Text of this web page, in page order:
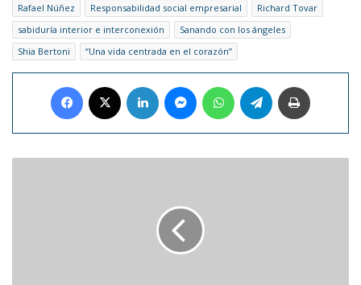
Rafael Núñez
Responsabilidad social empresarial
Richard Tovar
sabiduría interior e interconexión
Sanando con los ángeles
Shia Bertoni
“Una vida centrada en el corazón”
Facebook LinkedIn MessengerWhatsAppTelegram